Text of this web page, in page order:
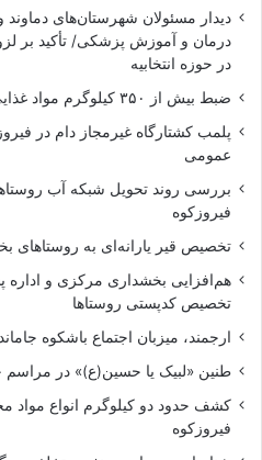
دیدار مسئولان شهرستان‌های دماوند
درمان و آموزش پزشکی/ تأکید بر
در حوزه انتخابیه
ضبط بیش از ۳۵۰ کیلوگرم مواد غذایی تاریخ‌گذشته در فیروزکوه
پلمب کشتارگاه غیرمجاز دام در
عمومی
بررسی روند تحویل شبکه آب
فیروزکوه
تخصیص قیر یارانه‌ای به روستاهای
هم‌افزایی بخشداری مرکزی و اداره
تخصیص کدپستی روستاها
ارجمند، میزبان اجتماع باشکوه
طنین «لبیک یا حسین(ع)» در مراسم
کشف حدود دو کیلوگرم انواع مواد
فیروزکوه